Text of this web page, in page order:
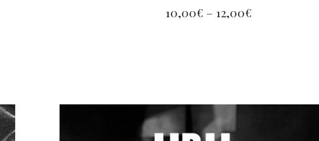
10,00€ – 12,00€